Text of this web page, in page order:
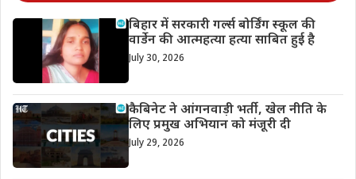
बिहार में सरकारी गर्ल्स बोर्डिंग स्कूल की
वार्डेन की आत्महत्या हत्या साबित हुई है
July 30, 2026
कैबिनेट ने आंगनवाड़ी भर्ती, खेल नीति के
लिए प्रमुख अभियान को मंजूरी दी
July 29, 2026